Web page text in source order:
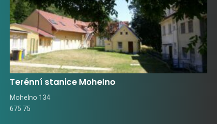
Terénní stanice Mohelno
Mohelno 134
675 75